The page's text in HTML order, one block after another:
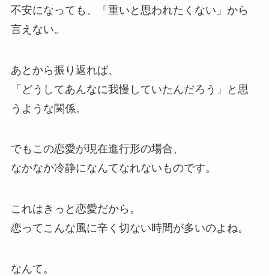
不安になっても、「重いと思われたくない」から
言えない。
あとから振り返れば、
「どうしてあんなに我慢していたんだろう」と思
うような関係。
でもこの恋愛が現在進行形の場合、
なかなか冷静になんてなれないものです。
これはきっと恋愛だから。
恋ってこんな風に辛く切ない時間が多いのよね。
なんて。